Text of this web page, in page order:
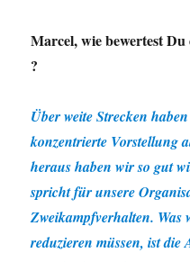
Marcel, wie bewertest
?
Über weite Strecken
konzentrierte Vorstellung
heraus haben wir so gut
spricht für unsere
Zweikampfverhalten.
reduzieren müssen, ist die